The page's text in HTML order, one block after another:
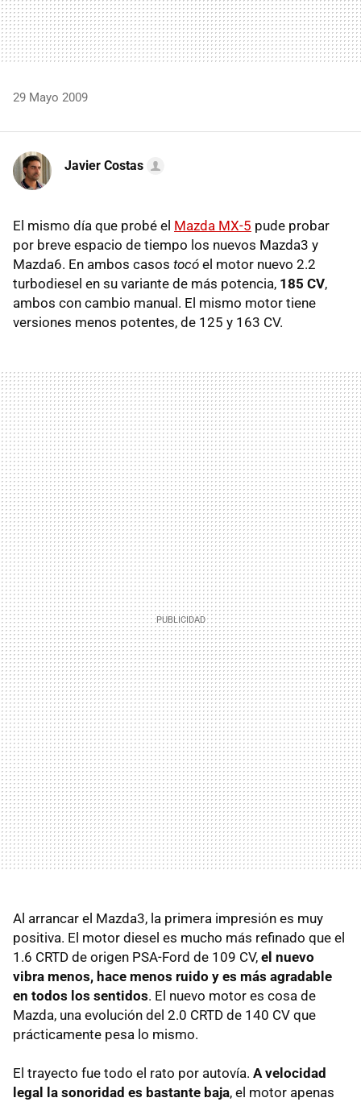
29 Mayo 2009
Javier Costas
El mismo día que probé el Mazda MX-5 pude probar
por breve espacio de tiempo los nuevos Mazda3 y
Mazda6. En ambos casos tocó el motor nuevo 2.2
turbodiesel en su variante de más potencia, 185 CV,
ambos con cambio manual. El mismo motor tiene
versiones menos potentes, de 125 y 163 CV.
Al arrancar el Mazda3, la primera impresión es muy
positiva. El motor diesel es mucho más refinado que el
1.6 CRTD de origen PSA-Ford de 109 CV, el nuevo
vibra menos, hace menos ruido y es más agradable
en todos los sentidos. El nuevo motor es cosa de
Mazda, una evolución del 2.0 CRTD de 140 CV que
prácticamente pesa lo mismo.
El trayecto fue todo el rato por autovía. A velocidad
legal la sonoridad es bastante baja, el motor apenas